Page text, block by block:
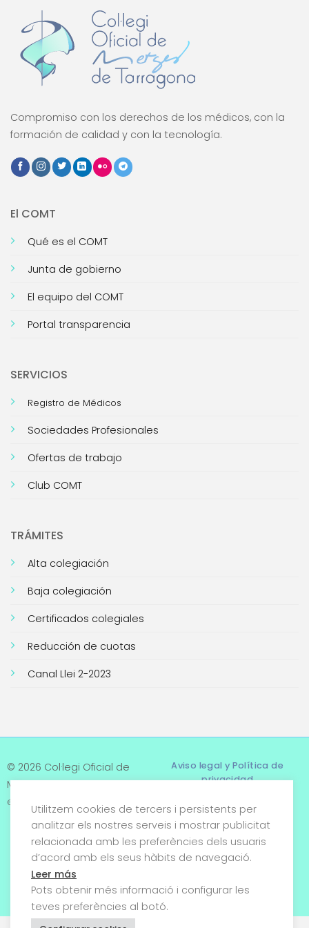
Compromiso con los derechos de los médicos, con la
formación de calidad y con la tecnología.
El COMT
Qué es el COMT
Junta de gobierno
El equipo del COMT
Portal transparencia
SERVICIOS
Registro de Médicos
Sociedades Profesionales
Ofertas de trabajo
Club COMT
TRÁMITES
Alta colegiación
Baja colegiación
Certificados colegiales
Reducción de cuotas
Canal Llei 2-2023
© 2026 Col·legi Oficial de
Metges de Tarragona. Tots
els drets reservats
Aviso legal y Política de
privacidad
Términos y condiciones
Política de cookies
Utilitzem cookies de tercers i persistents per
analitzar els nostres serveis i mostrar publicitat
relacionada amb les preferències dels usuaris
d’acord amb els seus hàbits de navegació.
Leer más
Pots obtenir més informació i configurar les
teves preferències al botó.